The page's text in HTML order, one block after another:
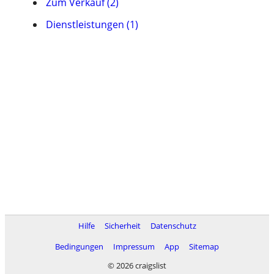
Dienstleistungen (1)
Hilfe Sicherheit
Datenschutz
Bedingungen
Impressum App
Sitemap
© 2026 craigslist